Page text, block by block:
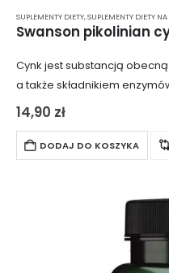
SUPLEMENTY DIETY,SUPLEMENTY DIETY
Cynk jest substancją
a także składnikiem
wspierają zdrowie włosów,
14,90 zł
DODAJ DO KOSZYKA